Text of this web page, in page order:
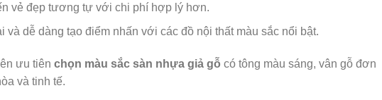
vẻ đẹp tương tự với chi phí hợp lý hơn.
và dễ dàng tạo điểm nhấn với các đồ nội thất màu sắc nổi bật.
ưu tiên chọn màu sắc sàn nhựa giả gỗ có tông màu sáng, vân gỗ đơn
và tinh tế.